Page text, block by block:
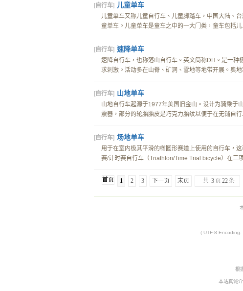
[ 自行车] 儿童单车
儿童单车又称儿童自行车、儿童脚踏车，中国大陆、
童单车。儿童单车是童车之中的一大门类，童车包括儿
[ 自行车] 速降单车
速降自行车，也称落山自行车。英文简称DH。是一
求刺激。活动多在山脊、矿洞、雪地等地带开展。奥地
[ 自行车] 山地单车
山地自行车起源于1977年美国旧金山。设计为骑乘于
震器，部分的轮胎胎皮是巧克力胎纹以便于在无铺自行
[ 自行车] 场地单车
用于在室内极其平滑的椭圆形赛道上使用的自行车，
赛/计时赛自行车（Triathlon/Time Trial bicycle）在三
首页 1 2 3 下一页 末页 共 3 页 22 条
( UTF-8 Encoding.
根
本站真诚